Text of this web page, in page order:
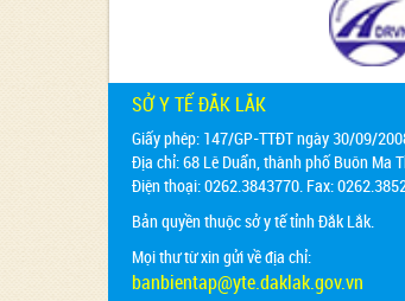
SỞ Y TẾ ĐẮK LẮK
Giấy phép: 147/GP-TTĐT ngày 30/09/
Địa chỉ:68 Lê Duẩn, thành phố Buôn Ma
Điện thoại: 0262.3843770. Fax:
Bản quyền thuộc sở y tế tỉnh Đắk Lắk.
Mọi thư từ xin gửi về địa chỉ:
banbientap@yte.daklak.gov.vn